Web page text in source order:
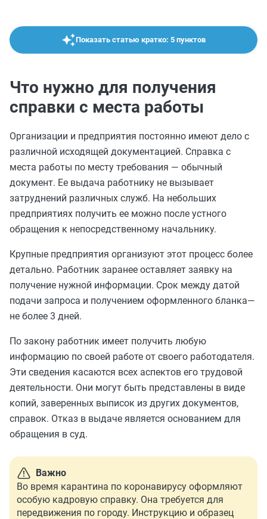
Показать статью кратко: 5 пунктов
Что нужно для получения
справки с места работы
Организации и предприятия постоянно имеют дело с
различной исходящей документацией. Справка с
места работы по месту требования — обычный
документ. Ее выдача работнику не вызывает
затруднений различных служб. На небольших
предприятиях получить ее можно после устного
обращения к непосредственному начальнику.
Крупные предприятия организуют этот процесс более
детально. Работник заранее оставляет заявку на
получение нужной информации. Срок между датой
подачи запроса и получением оформленного бланка—
не более 3 дней.
По закону работник имеет получить любую
информацию по своей работе от своего работодателя.
Эти сведения касаются всех аспектов его трудовой
деятельности. Они могут быть представлены в виде
копий, заверенных выписок из других документов,
справок. Отказ в выдаче является основанием для
обращения в суд.
Важно
Во время карантина по коронавирусу оформляют
особую кадровую справку. Она требуется для
передвижения по городу. Инструкцию и образец